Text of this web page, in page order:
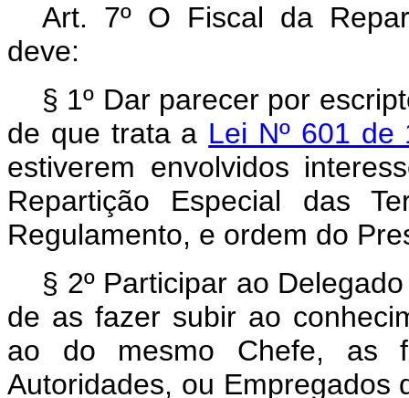
Art. 7º O Fiscal da
deve:
§ 1º Dar parecer por
de que trata a Lei Nº 601 de
estiverem envolvidos
Repartição Especial das
Regulamento, e ordem do
§ 2º Participar ao
de as fazer subir ao
ao do mesmo Chefe, as
Autoridades, ou Empregados